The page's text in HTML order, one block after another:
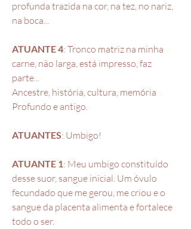
profunda trazida na cor, na tez, no nariz,
na boca...
ATUANTE 4: Tronco matriz na minha
carne, não larga, está impresso, faz
parte...
Ancestre, história, cultura, memória
Profundo e antigo.
ATUANTES: Umbigo!
ATUANTE 1: Meu umbigo constituído
desse suor, sangue inicial. Um óvulo
fecundado que me gerou, me criou e o
sangue da placenta alimenta e fortalece
todo o ser.